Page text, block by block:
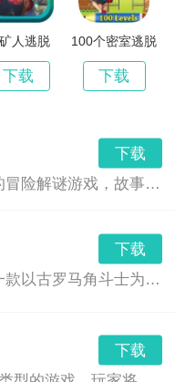
险带来极为艰辛的磨
为复杂，操作也是相
各种工具，逐渐将茅
诅咒的小岛，躲避骷
人逃脱
下载
100个密室逃脱
下载
下载
肥仔求生是一个有趣的冒险解谜游戏，故事背景是一个普通的胖子，突然陷入了重重困境。你需要帮助他解开谜题，寻找线索，最终逃出生天。游戏场景丰富，谜题设计巧妙，需要你运用智慧和勇气去解决。
下载
角斗士战斗模拟器是一款以古罗马角斗士为背景的冒险解谜游戏。玩家将扮演一名角斗士，通过解决各种谜题，解开角斗场背后的秘密。游戏融合了解谜元素和战斗系统，玩家需要运用智慧和勇气，挑战各种难题，揭示隐藏在历史背后的真相。
下载